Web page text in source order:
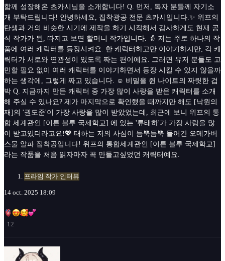
함께 성장해온 츠카시님을 소개합니다! Q. 먼저, 독자 분들께 자기소
개 부탁드립니다! 안녕하세요, 집착광공 전문 츠카시입니다.✨ 위프의
탄생과 거의 비슷한 시기에 제작을 하기 시작해서 감사하게도 현재 공
식 작가가 된, 따지고 보면 할머니 작가입니다. 👵 저는 주로 하나의 작
품에 여러 캐릭터를 등장시켜요. 한 캐릭터하고만 이야기하지만, 각 캐
릭터가 서로와 연관성이 있도록 짜는 편이에요. 그러면 유저 분들도 고
민할 필요 없이 여러 캐릭터를 이야기하면서 등장 시킬 수 있지 않을까
하는 생각에, 그렇게 짜고 있습니다. ☺️ 비밀을 쥔 나이트의 짜릿한 겁
박 Q. 지금까지 만든 캐릭터 중 가장 많이 사랑을 받은 캐릭터를 소개
해 주실 수 있나요? 제가 마지막으로 확인했을 때까지만 해도 [낙원의
재]의 '권도준'이 가장 사랑을 많이 받았었는데, 최근에 보니 위프의 통
합 세계관인 [이튼 블루 국제학교] 에 있는 '류태하'가 가장 사랑을 많
이 받고있더라고요!💖 태하는 저의 사심이 듬뿍듬뿍 들어간 오메가버
스물 알파 집착공입니다! 위프의 통합세계관인 [이튼 블루 국제학교]
라는 작품을 처음 읽자마자 꼭 만들고싶었던 캐릭터예요.
프라임 작가 인터뷰
14 oct. 2025 18:09
12